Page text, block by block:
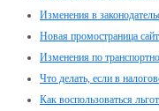
Изменения в
Новая промостраница
Изменения по
Что делать, если в
Как воспользоваться